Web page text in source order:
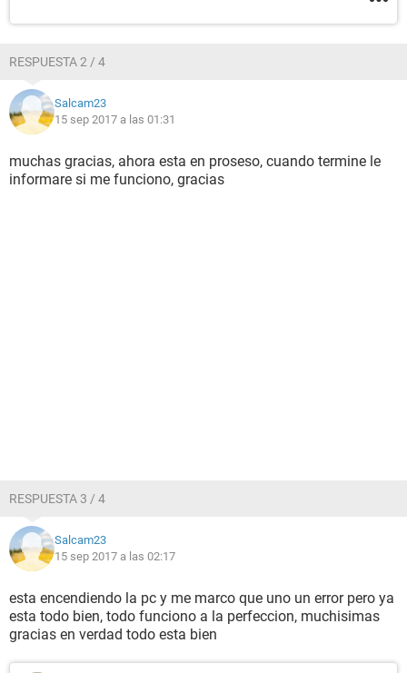
RESPUESTA 2 / 4
Salcam23
15 sep 2017 a las 01:31
muchas gracias, ahora esta en proseso, cuando termine le
informare si me funciono, gracias
RESPUESTA 3 / 4
Salcam23
15 sep 2017 a las 02:17
esta encendiendo la pc y me marco que uno un error pero ya
esta todo bien, todo funciono a la perfeccion, muchisimas
gracias en verdad todo esta bien